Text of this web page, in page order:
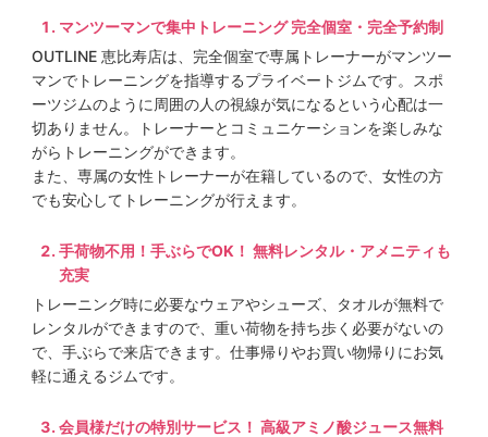
マンツーマンで集中トレーニング 完全個室・完全予約制
OUTLINE 恵比寿店は、完全個室で専属トレーナーがマンツー
マンでトレーニングを指導するプライベートジムです。スポ
ーツジムのように周囲の人の視線が気になるという心配は一
切ありません。トレーナーとコミュニケーションを楽しみな
がらトレーニングができます。
また、専属の女性トレーナーが在籍しているので、女性の方
でも安心してトレーニングが行えます。
手荷物不用！手ぶらでOK！ 無料レンタル・アメニティも
充実
トレーニング時に必要なウェアやシューズ、タオルが無料で
レンタルができますので、重い荷物を持ち歩く必要がないの
で、手ぶらで来店できます。仕事帰りやお買い物帰りにお気
軽に通えるジムです。
会員様だけの特別サービス！ 高級アミノ酸ジュース無料